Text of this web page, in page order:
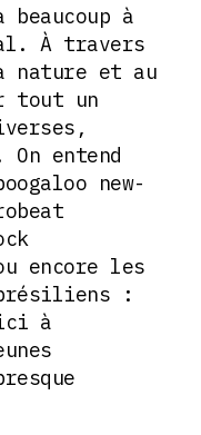
à
À travers
nature et au
tout un
entend
new-
encore les
:
ici à